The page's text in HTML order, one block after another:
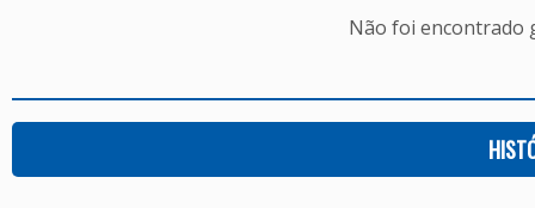
Não foi encontrado